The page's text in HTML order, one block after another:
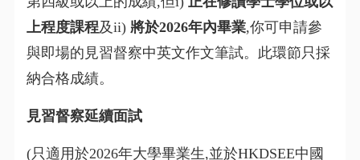
上程度課程及ii) 將於2026年內畢業,你可申請參
與即場的見習督察中英文作文筆試。此環節只採
納合格成績。
見習督察延續面試
(只適用於2026年大學畢業生,並於HKDSEE中國